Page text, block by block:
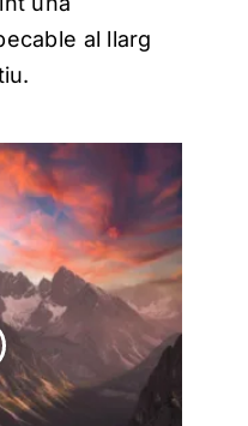
al llarg